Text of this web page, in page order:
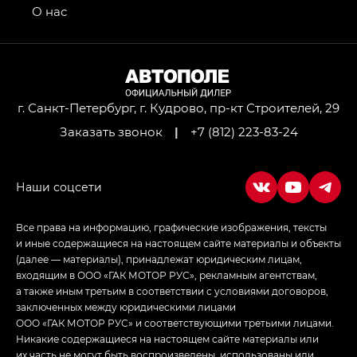
привод — GB AWD, Джи Эль Полный привод —
Джи Ти — GT, Джи Икс — GX,
Джи Икс ПРЕМИУМ — GX PREMIUM, ЛАУНЖ —
LOUNGE
Empow — Эмпау (Empow) в комплектации
г. Санкт-Петербург, г. Кудрово, пр-кт Строителей, 29
Заказать звонок
| +7 (812) 223-83-24
О нас
Все права на информацию, графические изображения, тексты
и иные содержащиеся на настоящем сайте материалы и объекты
(далее — материалы), принадлежат юридическим лицам,
входящим в ООО «ГАК МОТОР РУС», рекламным агентствам,
а также иным третьим в соответствии с условиями договоров,
заключенных между юридическими лицами
ООО «ГАК МОТОР РУС» и соответствующими третьими лицами.
Никакие содержащиеся на настоящем сайте материалы или